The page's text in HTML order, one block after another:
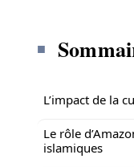
L’impact de la
Le rôle
islamiques